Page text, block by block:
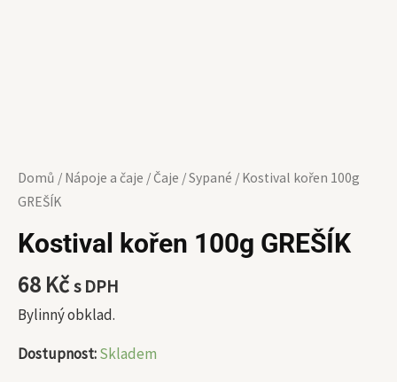
Domů / Nápoje a čaje / Čaje /Sypané / Kostival kořen 100g
GREŠÍK
Kostival kořen 100g GREŠÍK
68 Kčs DPH
Bylinný obklad.
Dostupnost:Skladem